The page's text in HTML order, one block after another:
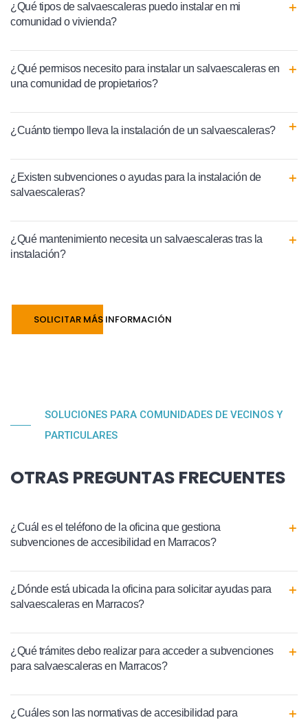
¿Qué tipos de salvaescaleras puedo instalar en mi
comunidad o vivienda?
¿Qué permisos necesito para instalar un salvaescaleras en
una comunidad de propietarios?
¿Cuánto tiempo lleva la instalación de un salvaescaleras?
¿Existen subvenciones o ayudas para la instalación de
salvaescaleras?
¿Qué mantenimiento necesita un salvaescaleras tras la
instalación?
SOLICITAR MÁS INFORMACIÓN
SOLUCIONES PARA COMUNIDADES DE VECINOS Y
PARTICULARES
OTRAS PREGUNTAS FRECUENTES
¿Cuál es el teléfono de la oficina que gestiona
subvenciones de accesibilidad en Marracos?
¿Dónde está ubicada la oficina para solicitar ayudas para
salvaescaleras en Marracos?
¿Qué trámites debo realizar para acceder a subvenciones
para salvaescaleras en Marracos?
¿Cuáles son las normativas de accesibilidad para